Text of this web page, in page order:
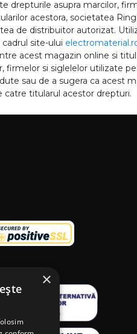
drepturile asupra marcilor,
acestora, societatea
de distribuitor autorizat.
site-ului
acest magazin online si
firmelor si siglelelor utilizate
sau de a sugera ca acest
catre titularul acestor drepturi.
×